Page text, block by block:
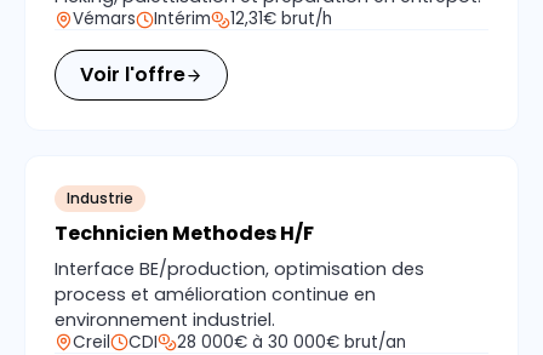
Vémars Intérim 12,31€ brut/h
Voir l'offre
Industrie
Technicien Methodes H/F
Interface BE/production, optimisation des
process et amélioration continue en
environnement industriel.
Creil CDI 28 000€ à 30 000€ brut/an